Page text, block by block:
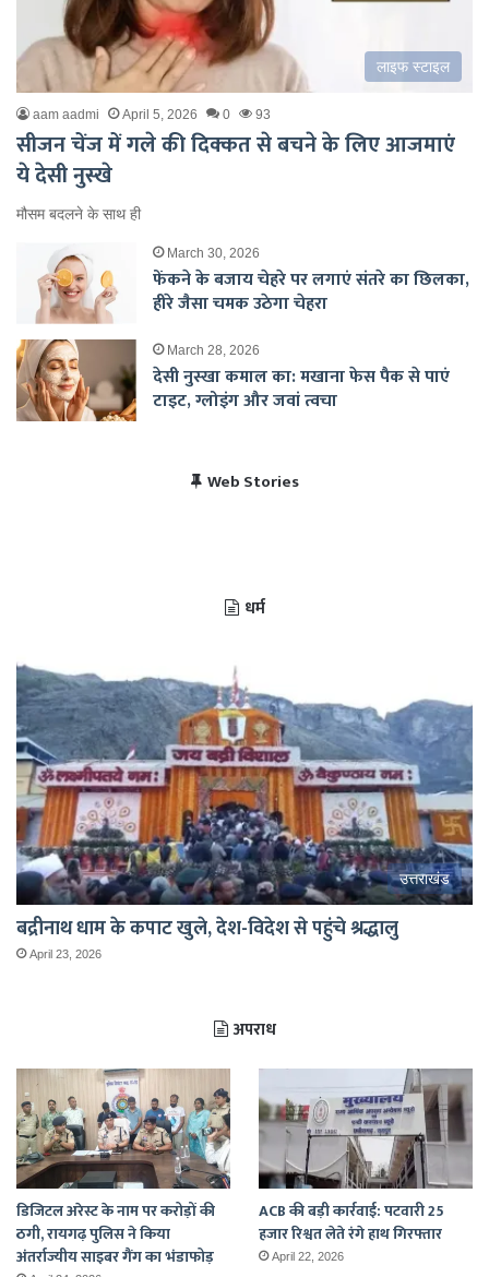
लाइफ स्टाइल
aam aadmi April 5, 2026 0 93
सीजन चेंज में गले की दिक्कत से बचने के लिए आजमाएं
ये देसी नुस्खे
मौसम बदलने के साथ ही
March 30, 2026
फेंकने के बजाय चेहरे पर लगाएं संतरे का छिलका,
हीरे जैसा चमक उठेगा चेहरा
March 28, 2026
देसी नुस्खा कमाल का: मखाना फेस पैक से पाएं
टाइट, ग्लोइंग और जवां त्वचा
Web Stories
विराट कोहली की सेंचुरी से
भारत बनाम पाकिस्तान, हेड
पाकिस्तान में बजा भारत का
चैंपियंस ट्रॉफी 2025 में
धर्म
उत्तराखंड
बद्रीनाथ धाम के कपाट खुले, देश-विदेश से पहुंचे श्रद्धालु
April 23, 2026
अपराध
डिजिटल अरेस्ट के नाम पर करोड़ों की
ठगी, रायगढ़ पुलिस ने किया
अंतर्राज्यीय साइबर गैंग का भंडाफोड़
ACB की बड़ी कार्रवाई: पटवारी 25
हजार रिश्वत लेते रंगे हाथ गिरफ्तार
April 22, 2026